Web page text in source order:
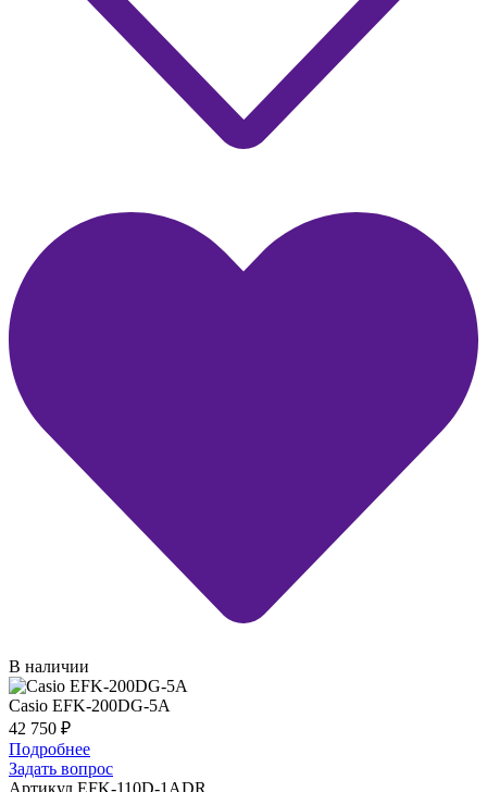
В наличии
Casio EFK-200DG-5A
42 750 ₽
Подробнее
Задать вопрос
Артикул EFK-110D-1ADR